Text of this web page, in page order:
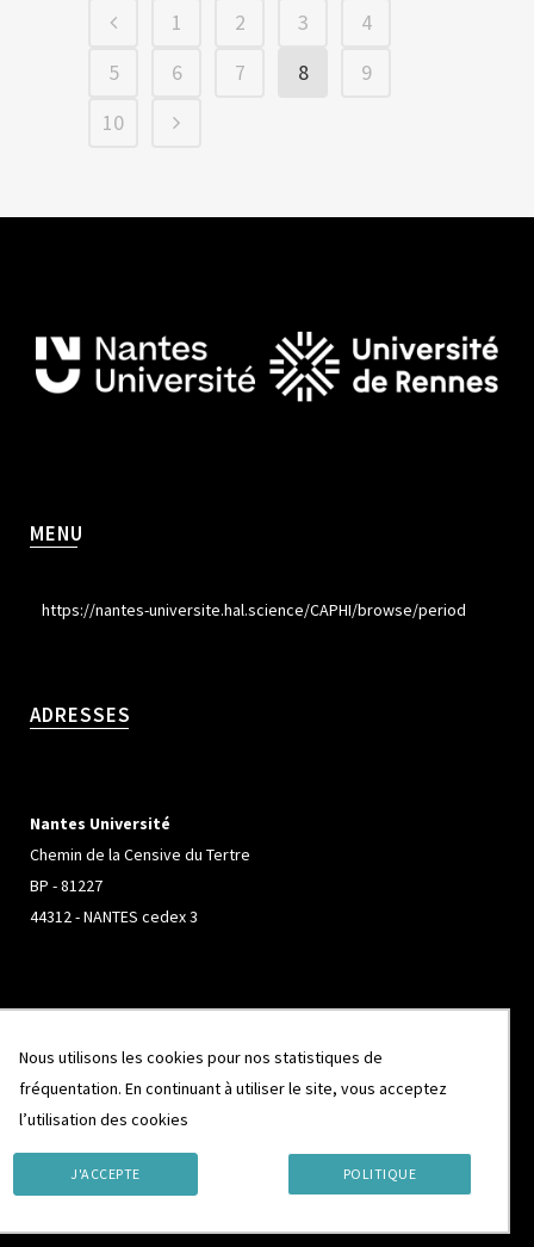
1 2 3
4
5
6 7 8
9
10
MENU
https://nantes-universite.hal.science/CAPHI/browse/period
ADRESSES
Nantes Université
Chemin de la Censive du Tertre
BP - 81227
44312 - NANTES cedex 3
Campus de Beaulieu
263 Avenue Général Leclerc
CS 74205
35042 - RENNES cedex
Nous utilisons les cookies pour nos statistiques de
fréquentation. En continuant à utiliser le site, vous acceptez
l’utilisation des cookies
J'ACCEPTE POLITIQUE